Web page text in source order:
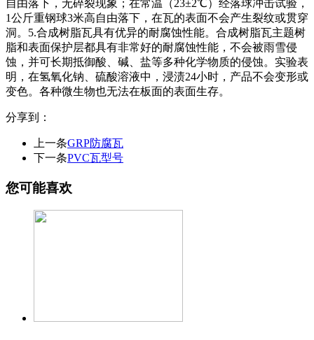
自由落下，无碎裂现象；在常温（23±2℃）经落球冲击试验，
1公斤重钢球3米高自由落下，在瓦的表面不会产生裂纹或贯穿
洞。5.合成树脂瓦具有优异的耐腐蚀性能。合成树脂瓦主题树
脂和表面保护层都具有非常好的耐腐蚀性能，不会被雨雪侵
蚀，并可长期抵御酸、碱、盐等多种化学物质的侵蚀。实验表
明，在氢氧化钠、硫酸溶液中，浸渍24小时，产品不会变形或
变色。各种微生物也无法在板面的表面生存。
分享到：
上一条GRP防腐瓦
下一条PVC瓦型号
您可能喜欢